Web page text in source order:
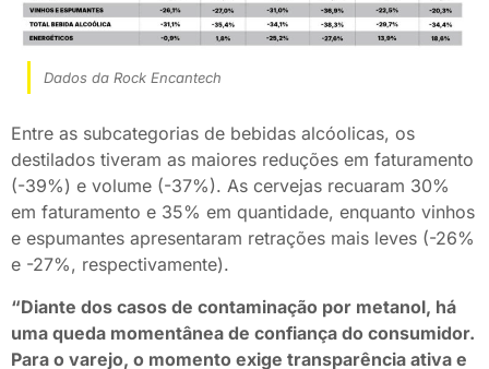
Dados da Rock Encantech
Entre as subcategorias de bebidas alcóolicas, os
destilados tiveram as maiores reduções em faturamento
(-39%) e volume (-37%). As cervejas recuaram 30%
em faturamento e 35% em quantidade, enquanto vinhos
e espumantes apresentaram retrações mais leves (-26%
e -27%, respectivamente).
“Diante dos casos de contaminação por metanol, há
uma queda momentânea de confiança do consumidor.
Para o varejo, o momento exige transparência ativa e